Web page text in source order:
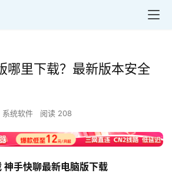
哪里下载？最新版本安全
系统软件 阅读 208
神手快聊最新电脑版下载